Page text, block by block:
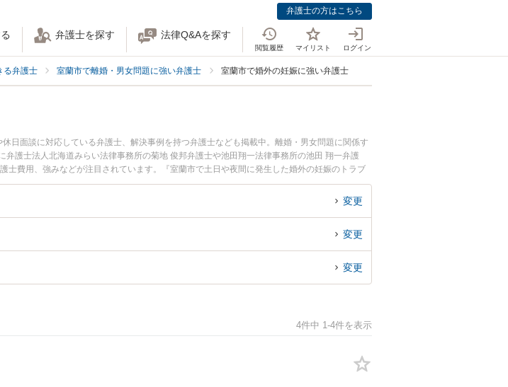
弁護士の方はこちら
弁護士を探す 法律Q&Aを探す
閲覧履歴 マイリスト ログイン
る弁護士 室蘭市で離婚・男女問題に強い弁護士 室蘭市で婚外の妊娠に強い弁護士
日面談に対応している弁護士、解決事例を持つ弁護士なども掲載中。離婚・男女問題に関係す
護士法人北海道みらい法律事務所の菊地 俊邦弁護士や池田翔一法律事務所の池田 翔一弁護
費用、強みなどが注目されています。『室蘭市で土日や夜間に発生した婚外の妊娠のトラブ
弁護士を検索したい』『初回相談無料で婚外の妊娠を法律相談できる室蘭市内の弁護士に相談
変更
変更
変更
4件中 1-4件を表示